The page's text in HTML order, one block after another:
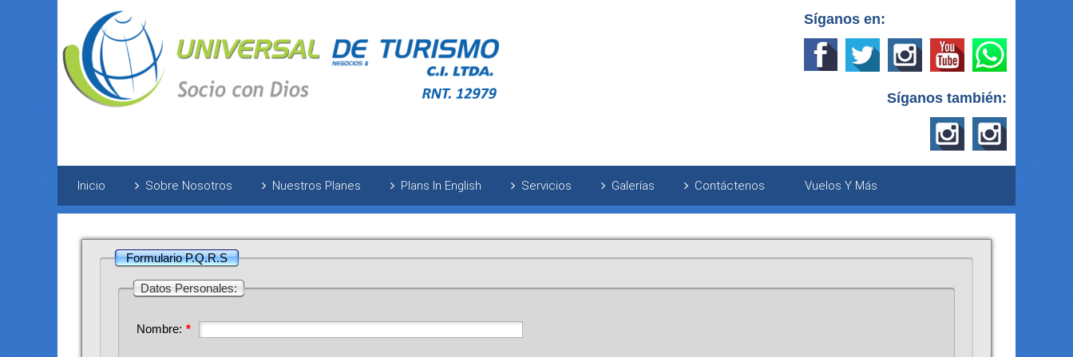
Síganos en:
Síganos también:
Inicio Sobre Nosotros Nuestros Planes Plans In English Servicios Galerías Contáctenos Vuelos Y Más
Formulario P.Q.R.S
Datos Personales:
Nombre: *